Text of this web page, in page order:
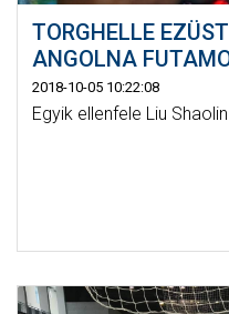
TORGHELLE
ANGOLNA
2018-10-05 10:22:08
Egyik ellenfele Liu